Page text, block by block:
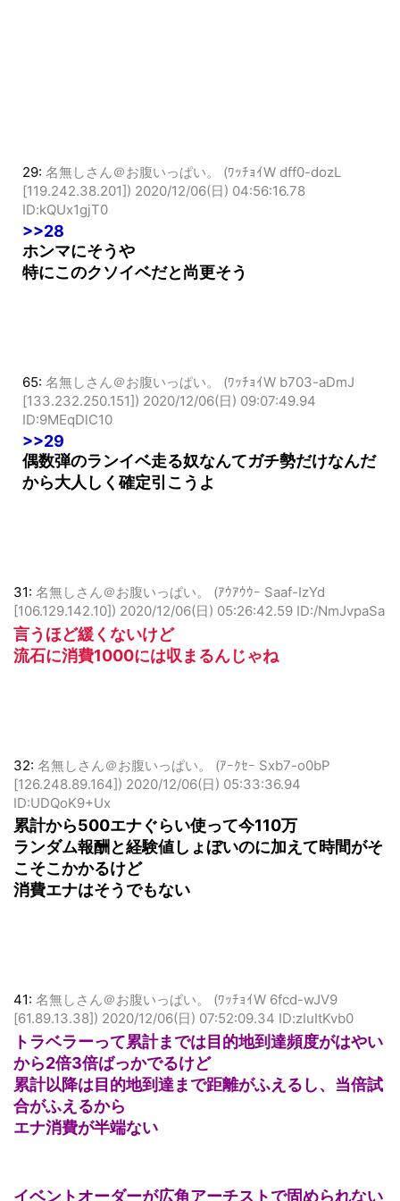
29:名無しさん＠お腹いっぱい。 (ﾜｯﾁｮｲW dff0-dozL
[119.242.38.201])
ID:kQUx1gjT0
>>28
ホンマにそうや
65:名無しさん＠お腹いっぱい。 (ﾜｯﾁｮｲW b703-aDmJ
[133.232.250.151])
ID:9MEqDlC10
>>29
偶数弾のランイベ走る奴なんてガチ勢だけなんだ
31:名無しさん＠お腹いっぱい。 (ｱｳｱｳｳｰ Saaf-IzYd
[106.129.142.10]) 2020/12/06(日) 05:26:42.59 ID:/NmJvpaSa
言うほど緩くないけど
32:名無しさん＠お腹いっぱい。 (ｱｰｸｾｰ Sxb7-o0bP
[126.248.89.164])
ID:UDQoK9+Ux
累計から500エナぐらい使って今110万
ランダム報酬と経験値しょぼいのに加えて時間がそ
こそこかかるけど
41:名無しさん＠お腹いっぱい。 (ﾜｯﾁｮｲW 6fcd-wJV9
[61.89.13.38]) 2020/12/06(日) 07:52:09.34 ID:zIuItKvb0
トラベラーって累計までは目的地到達頻度がはやい
から2倍3倍ばっかでるけど
累計以降は目的地到達まで距離がふえるし、当倍試
合がふえるから